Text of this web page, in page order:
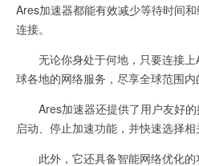
Ares加速器都能有效减少等待时间
连接。
无论你身处于何地，只要连接上
球各地的网络服务，尽享全球范围内
Ares加速器还提供了用户友好的
启动、停止加速功能，并快速选择相
此外，它还具备智能网络优化的